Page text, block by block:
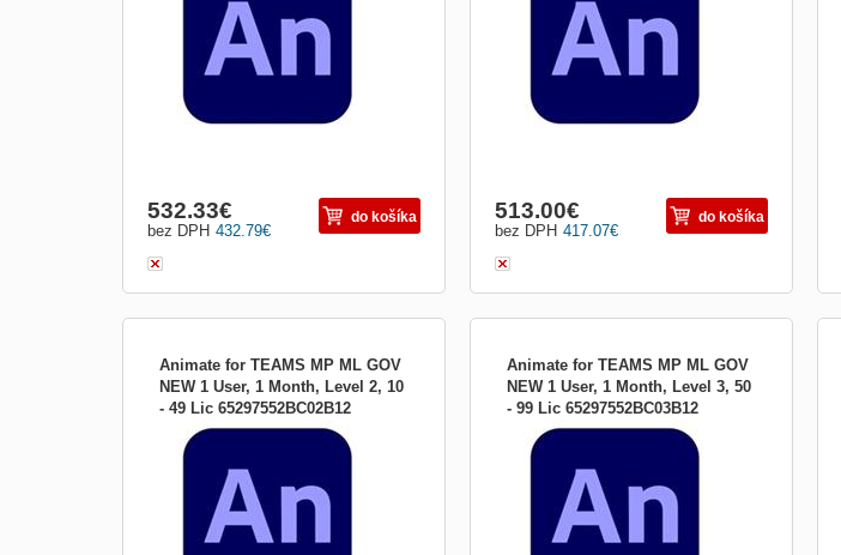
programy a web. Presuňte kreslené
postavičky a reklamné prúžky. Vytvárajte
animované obrázky a av...
432.79€
bez DPH
532.33€ do košíka
programy a web. Presuňte kreslené
postavičky a reklamné prúžky. Vytvárajte
animované obrázky a av...
417.07€
bez DPH
513.00€ do košíka
Animate for TEAMS MP ML GOV
NEW 1 User, 1 Month, Level 2, 10
- 49 Lic 65297552BC02B12
Nová éra animácie Získajte Animate ako
súčasť aplikácie Adobe Creative Animujte
všetko, čo vás napadne Vytvárajte
interaktívne animácie pre hry, televízne
programy a web. Presuňte kreslené
postavičky a reklamné prúžky. Vytvárajte
animované obrázky a av...
Animate for TEAMS MP ML GOV
NEW 1 User, 1 Month, Level 3, 50
- 99 Lic 65297552BC03B12
Nová éra animácie Získajte Animate ako
súčasť aplikácie Adobe Creative Animujte
všetko, čo vás napadne Vytvárajte
interaktívne animácie pre hry, televízne
programy a web. Presuňte kreslené
postavičky a reklamné prúžky. Vytvárajte
animované obrázky a av...